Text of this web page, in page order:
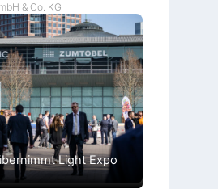
& Co. KG
Light Expo